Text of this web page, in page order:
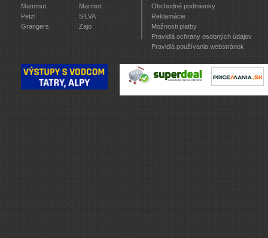
Mammut
Marmot
Petzl
SILVA
Grangers
Zajo
Obchodné podmienky
Reklamácie
Možnosti platby
Pravidlá ochrany osobných údajov
Pravidlá používania webstránok